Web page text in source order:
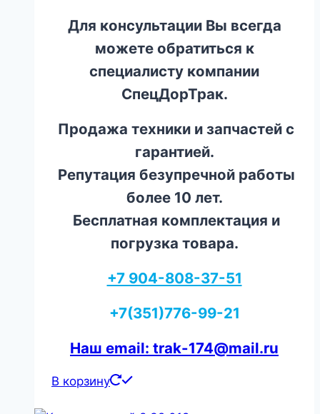
Для консультации Вы всегда
можете обратиться к
специалисту компании
СпецДорТрак.
Продажа техники и запчастей с
гарантией.
Репутация безупречной работы
более 10 лет.
Бесплатная комплектация и
погрузка товара.
+7 904-808-37-51
+7(351)776-99-21
Наш email: trak-174@mail.ru
В корзину